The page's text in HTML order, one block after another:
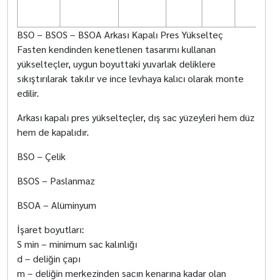
BSO – BSOS – BSOA Arkası Kapalı Pres Yükselteç
Fasten kendinden kenetlenen tasarımı kullanan
yükselteçler, uygun boyuttaki yuvarlak deliklere
sıkıştırılarak takılır ve ince levhaya kalıcı olarak monte
edilir.
Arkası kapalı pres yükselteçler, dış sac yüzeyleri hem düz
hem de kapalıdır.
BSO – Çelik
BSOS – Paslanmaz
BSOA – Alüminyum
İşaret boyutları:
S min – minimum sac kalınlığı
d – deliğin çapı
m – deliğin merkezinden sacın kenarına kadar olan